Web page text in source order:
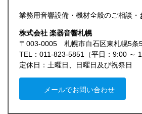
業務用音響設備・機材全般のご相談
株式会社 楽器音響札幌
〒003-0005 札幌市白石区東札幌5条
TEL：011-823-5851（平日：9:00 ～
定休日：土曜日、日曜日及び祝祭日
メールでお問い合わせ